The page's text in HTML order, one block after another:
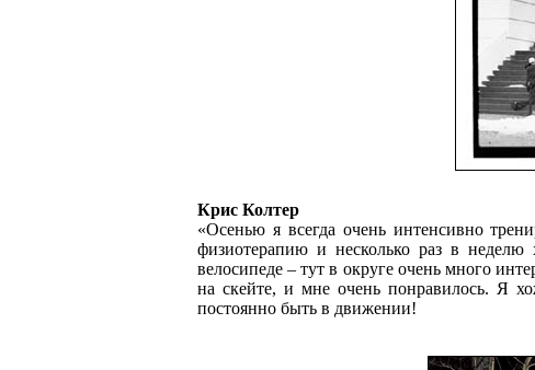
Крис Колтер
«Осенью я всегда очень интенсивно
физиотерапию и несколько раз в
велосипеде – тут в округе очень много
на скейте, и мне очень понравилось. Я
постоянно быть в движении!